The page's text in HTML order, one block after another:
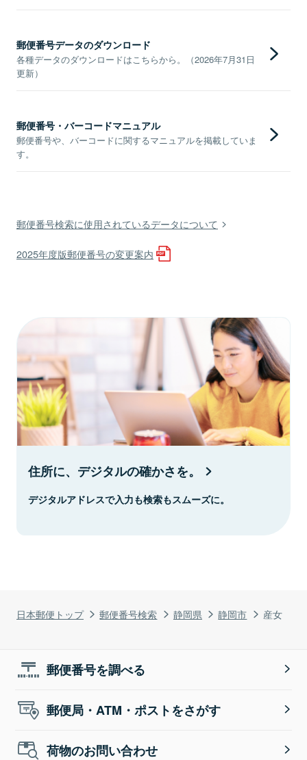
日本郵便トップ 郵便番号検索 静岡県 静岡市 産女
郵便番号データのダウンロード
各種データのダウンロードはこちらから。（2026年7月31日
更新）
郵便番号・バーコードマニュアル
郵便番号や、バーコードに関するマニュアルを掲載していま
す。
郵便番号検索に使用されているデータについて
2025年度版郵便番号の変更案内
住所に、デジタルの確かさを。
デジタルアドレスで入力も検索もスムーズに。
郵便番号を調べる
郵便局・ATM・ポストをさがす
荷物のお問い合わせ